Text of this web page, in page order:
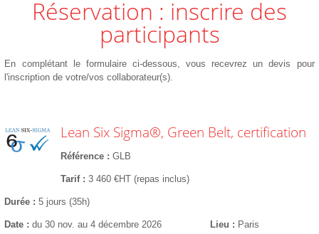
Réservation : inscrire des
participants
En complétant le formulaire ci-dessous, vous recevrez un devis pour
l'inscription de votre/vos collaborateur(s).
Lean Six Sigma®, Green Belt, certification
Référence GLB
Tarif 3 460 €HT (repas inclus)
Durée 5 jours (35h)
Date du 30 nov. au 4 décembre 2026 Lieu Paris